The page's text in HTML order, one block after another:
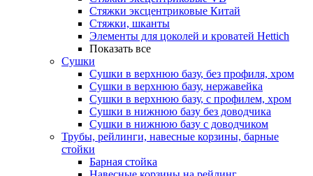
Стяжки эксцентриковые Китай
Стяжки, шканты
Элементы для цоколей и кроватей Hettich
Показать все
Сушки
Сушки в верхнюю базу, без профиля, хром
Сушки в верхнюю базу, нержавейка
Сушки в верхнюю базу, с профилем, хром
Сушки в нижнюю базу без доводчика
Сушки в нижнюю базу с доводчиком
Трубы, рейлинги, навесные корзины, барные
стойки
Барная стойка